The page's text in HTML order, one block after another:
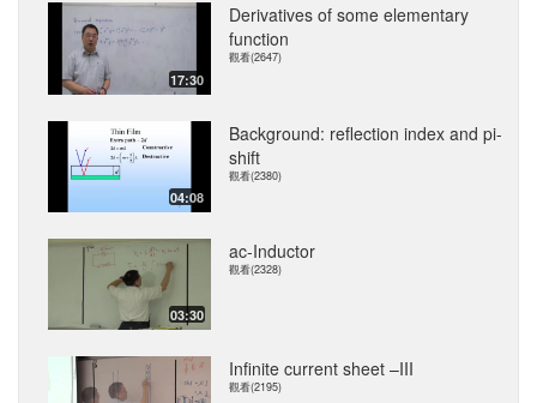
17:30
Derivatives of some elementary
function
觀看(2647)
04:08
Background: reflection index and pi-
shift
觀看(2380)
03:30
ac-Inductor
觀看(2328)
Infinite current sheet –III
觀看(2195)